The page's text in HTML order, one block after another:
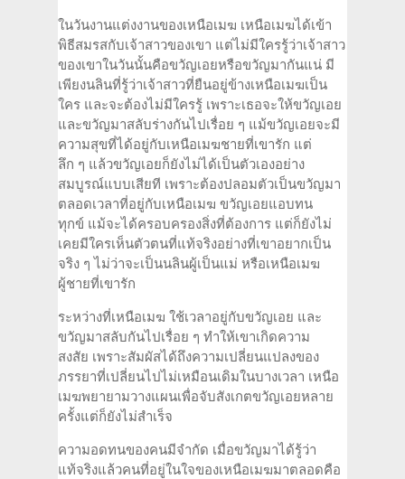
ในวันงานแต่งงานของเหนือเมฆ เหนือเมฆได้เข้า
พิธีสมรสกับเจ้าสาวของเขา แต่ไม่มีใครรู้ว่าเจ้าสาว
ของเขาในวันนั้นคือขวัญเอยหรือขวัญมากันแน่ มี
เพียงนลินที่รู้ว่าเจ้าสาวที่ยืนอยู่ข้างเหนือเมฆเป็น
ใคร และจะต้องไม่มีใครรู้ เพราะเธอจะให้ขวัญเอย
และขวัญมาสลับร่างกันไปเรื่อย ๆ แม้ขวัญเอยจะมี
ความสุขที่ได้อยู่กับเหนือเมฆชายที่เขารัก แต่
ลึก ๆ แล้วขวัญเอยก็ยังไม่ได้เป็นตัวเองอย่าง
สมบูรณ์แบบเสียที เพราะต้องปลอมตัวเป็นขวัญมา
ตลอดเวลาที่อยู่กับเหนือเมฆ ขวัญเอยแอบทน
ทุกข์ แม้จะได้ครอบครองสิ่งที่ต้องการ แต่ก็ยังไม่
เคยมีใครเห็นตัวตนที่แท้จริงอย่างที่เขาอยากเป็น
จริง ๆ ไม่ว่าจะเป็นนลินผู้เป็นแม่ หรือเหนือเมฆ
ผู้ชายที่เขารัก
ระหว่างที่เหนือเมฆ ใช้เวลาอยู่กับขวัญเอย และ
ขวัญมาสลับกันไปเรื่อย ๆ ทำให้เขาเกิดความ
สงสัย เพราะสัมผัสได้ถึงความเปลี่ยนแปลงของ
ภรรยาที่เปลี่ยนไปไม่เหมือนเดิมในบางเวลา เหนือ
เมฆพยายามวางแผนเพื่อจับสังเกตขวัญเอยหลาย
ครั้งแต่ก็ยังไม่สำเร็จ
ความอดทนของคนมีจำกัด เมื่อขวัญมาได้รู้ว่า
แท้จริงแล้วคนที่อยู่ในใจของเหนือเมฆมาตลอดคือ